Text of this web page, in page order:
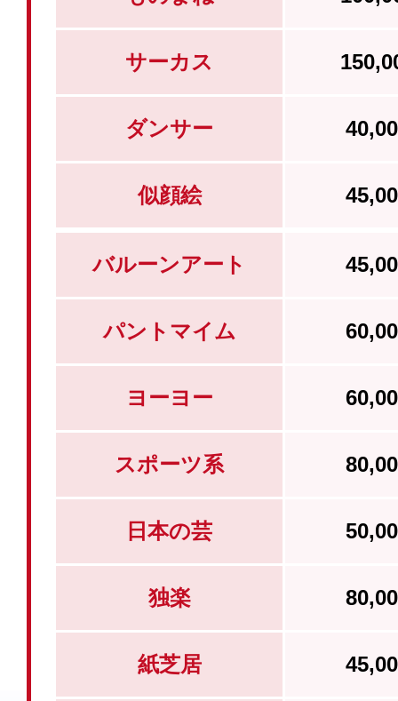
サーカス
ダンサー
似顔絵
バルーンアート
パントマイム
ヨーヨー
スポーツ系
日本の芸
独楽
紙芝居